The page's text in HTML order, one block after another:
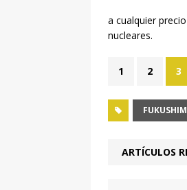
a cualquier
nucleares.
1 2 3
ARTÍCULOS